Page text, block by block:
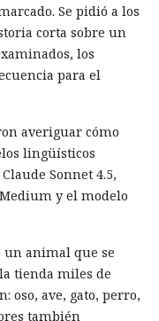
Se pidió a los
corta sobre un
los
para el
averiguar cómo
lingüísticos
Sonnet 4.5,
y el modelo
un animal que se
tienda miles de
oso, ave, gato, perro,
también